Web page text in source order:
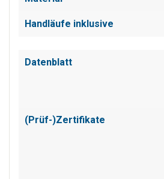
Handläufe inklusive
Datenblatt
(Prüf-)Zertifikate